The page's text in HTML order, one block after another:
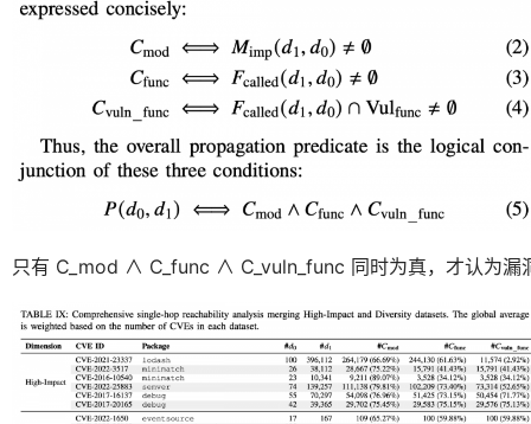
只有 C_mod ∧ C_func ∧ C_vuln_func 同时为真，才认为漏